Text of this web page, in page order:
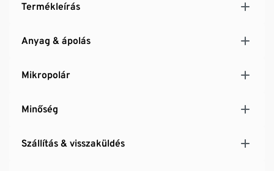
Termékleírás
Anyag & ápolás
Mikropolár
Minőség
Szállítás & visszaküldés